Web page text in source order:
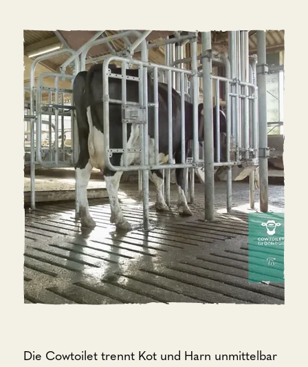
Die Cowtoilet trennt Kot und Harn unmittelbar